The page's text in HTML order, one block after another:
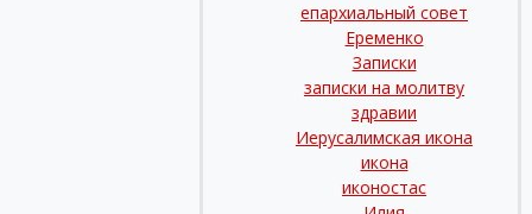
епархиальный совет
Еременко
Записки
записки на молитву
здравии
Иерусалимская икона
икона
иконостас